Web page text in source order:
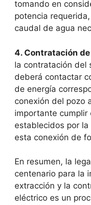
tomando en
potencia
caudal de agua
4. Contratación
la contratación del
deberá contactar
de energía
conexión del pozo
importante cumplir
establecidos por
esta conexión de
En resumen, la
centenario para la
extracción y la
eléctrico es un